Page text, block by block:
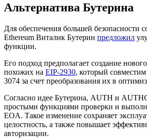
Альтернатива Бутерина
Для обеспечения большей безопасности
Ethereum Виталик Бутерин предложил
функции.
Его подход предполагает создание
похожих на EIP-2930, который
3074 за счет преобразования их в
Согласно идее Бутерина, AUTH и
простыми функциями проверки и
EOA. Такое изменение сохраняет
целостность, а также повышает
авторизации.